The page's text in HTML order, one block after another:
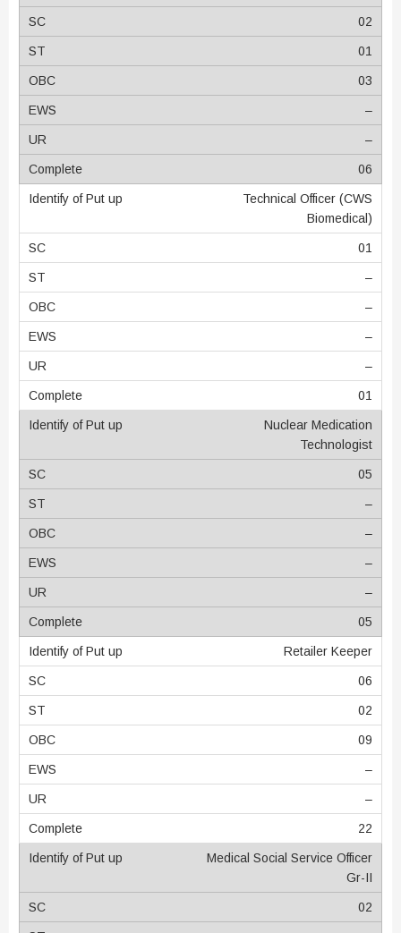
02
01
03
–
–
06
Technical Officer (CWS
Biomedical)
01
–
–
–
–
01
Nuclear Medication
Technologist
05
–
–
–
–
05
Retailer Keeper
06
02
09
–
–
22
Medical Social Service Officer
Gr-II
02